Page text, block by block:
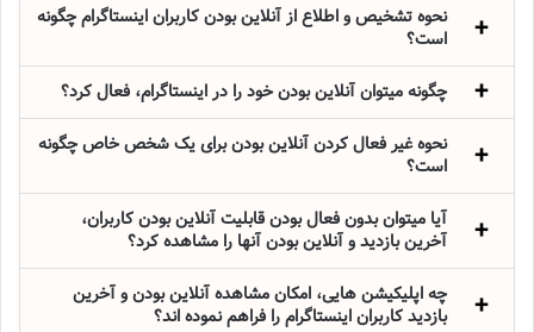
نحوه تشخیص و اطلاع از آنلاین بودن کاربران اینستاگرام چگونه
است؟
چگونه میتوان آنلاین بودن خود را در اینستاگرام، فعال کرد؟
نحوه غیر فعال کردن آنلاین بودن برای یک شخص خاص چگونه
است؟
آیا میتوان بدون فعال بودن قابلیت آنلاین بودن کاربران،
آخرین بازدید و آنلاین بودن آنها را مشاهده کرد؟
چه اپلیکیشن‌ هایی، امکان مشاهده آنلاین بودن و آخرین
بازدید کاربران اینستاگرام را فراهم نموده‌ اند؟